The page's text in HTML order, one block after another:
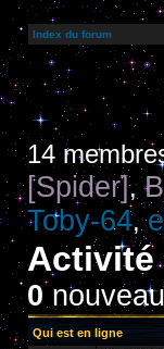
Index du forum
14
[Spider],
Toby-64,
Activité
0
Qui est en ligne